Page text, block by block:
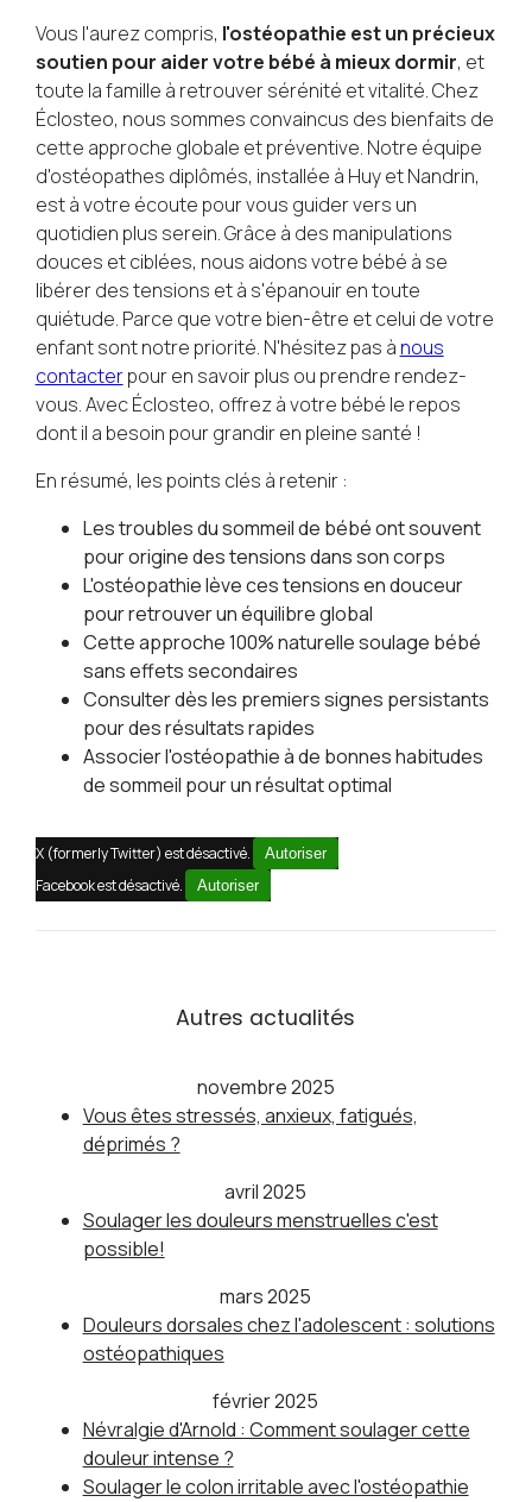
Vous l'aurez compris, l'ostéopathie est un précieux
soutien pour aider votre bébé à mieux dormir, et
toute la famille à retrouver sérénité et vitalité. Chez
Éclosteo, nous sommes convaincus des bienfaits de
cette approche globale et préventive. Notre équipe
d'ostéopathes diplômés, installée à Huy et Nandrin,
est à votre écoute pour vous guider vers un
quotidien plus serein. Grâce à des manipulations
douces et ciblées, nous aidons votre bébé à se
libérer des tensions et à s'épanouir en toute
quiétude. Parce que votre bien-être et celui de votre
enfant sont notre priorité. N'hésitez pas à nous
contacterpour en savoir plus ou prendre rendez-
vous. Avec Éclosteo, offrez à votre bébé le repos
dont il a besoin pour grandir en pleine santé !
En résumé, les points clés à retenir :
Les troubles du sommeil de bébé ont souvent
pour origine des tensions dans son corps
L'ostéopathie lève ces tensions en douceur
pour retrouver un équilibre global
Cette approche 100% naturelle soulage bébé
sans effets secondaires
Consulter dès les premiers signes persistants
pour des résultats rapides
Associer l'ostéopathie à de bonnes habitudes
de sommeil pour un résultat optimal
X (formerly Twitter) est désactivé. Autoriser
Facebook est désactivé. Autoriser
Autres actualités
novembre 2025
Vous êtes stressés, anxieux, fatigués,
déprimés ?
avril 2025
Soulager les douleurs menstruelles c'est
possible!
mars 2025
Douleurs dorsales chez l'adolescent : solutions
ostéopathiques
février 2025
Névralgie d'Arnold : Comment soulager cette
douleur intense ?
Soulager le colon irritable avec l'ostéopathie